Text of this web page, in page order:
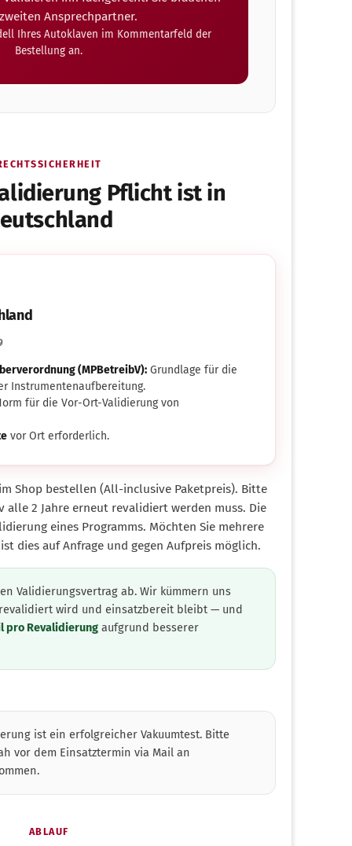
Ansprechpartner.
Ihres Autoklaven im Kommentarfeld der
Bestellung an.
Pflicht ist in
(MPBetreibV): Grundlage für die
Instrumentenaufbereitung.
für die Vor-Ort-Validierung von
vor Ort erforderlich.
Shop bestellen (All-inclusive Paketpreis). Bitte
alle 2 Jahre erneut revalidiert werden muss. Die
eines Programms. Möchten Sie mehrere
dies auf Anfrage und gegen Aufpreis möglich.
Validierungsvertrag ab. Wir kümmern uns
wird und einsatzbereit bleibt — und
pro Revalidierung aufgrund besserer
ist ein erfolgreicher Vakuumtest. Bitte
vor dem Einsatztermin via Mail an
ABLAUF